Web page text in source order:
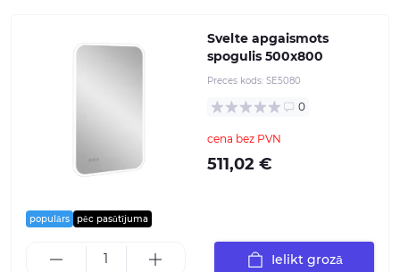
populārs pēc pasūtījuma
Svelte apgaismots
spogulis 500x800
Preces kods: SE5080
0
cena bez PVN
511,02 €
Ielikt grozā